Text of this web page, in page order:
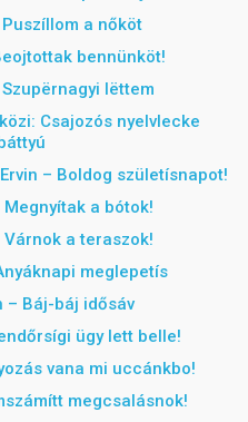
a nőköt
bennünköt!
Szupërnagyi lëttem
Csajozós nyelvlecke
– Boldog születísnapot!
a bótok!
a teraszok!
meglepetís
– Báj-báj idősáv
ügy lett belle!
vana mi uccánkbo!
megcsalásnok!